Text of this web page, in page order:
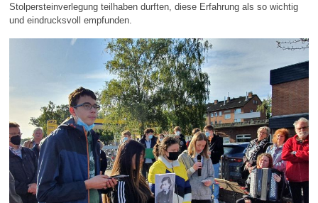
Stolpersteinverlegung teilhaben durften, diese Erfahrung als so wichtig
und eindrucksvoll empfunden.